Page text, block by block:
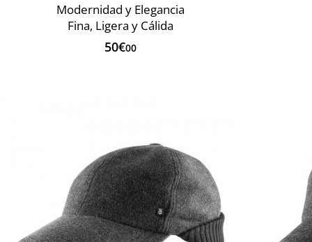
Modernidad y Elegancia
Fina, Ligera y Cálida
50€00